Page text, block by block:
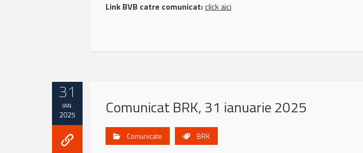
Link BVB catre comunicat:click aici
31
IAN.
2025 Comunicat BRK, 31 ianuarie 2025
Comunicate BRK